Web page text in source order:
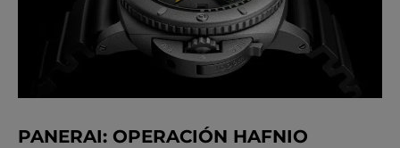
PANERAI: OPERACIÓN HAFNIO